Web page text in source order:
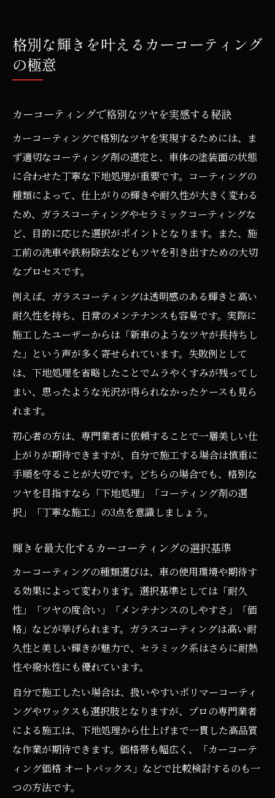
格別な仕上がりを目指すカーコーティング
ス術
カーコーティングならではの美しさと耐久性
カーコーティングの耐久性とツヤの関係性
美しさを保つカーコーティングのメリット
とは
長持ちするカーコーティングの選び方ガイ
ド
格別なツヤを維持するカーコーティングの
コツ
カーコーティングで叶う美観維持のポイン
ト
ツヤにこだわる方へ贈るカーコーティング案内
ツヤ重視のカーコーティング選びの基準と
は
格別な光沢を実現するカーコーティングの
カーコーティングで深いツヤを引き出す方
法
美しさを保つカーコーティングのメンテナ
ンス術
ツヤを長持ちさせるカーコーティングの秘
策
カーコーティングの代表的な種類と特徴を
解説
格別な効果を得るカーコーティング選びの
ポイント
セラミックやガラスなど種類別の違いと選
カーコーティングの種類ごとの耐久年数を
比較
自分に合ったカーコーティング種類の見極
め方
格別な輝きを叶えるカーコーティング
の極意
カーコーティングで格別なツヤを実感する秘訣
カーコーティングで格別なツヤを実現するためには、ま
ず適切なコーティング剤の選定と、車体の塗装面の状態
に合わせた丁寧な下地処理が重要です。コーティングの
種類によって、仕上がりの輝きや耐久性が大きく変わる
ため、ガラスコーティングやセラミックコーティングな
ど、目的に応じた選択がポイントとなります。また、施
工前の洗車や鉄粉除去などもツヤを引き出すための大切
なプロセスです。
例えば、ガラスコーティングは透明感のある輝きと高い
耐久性を持ち、日常のメンテナンスも容易です。実際に
施工したユーザーからは「新車のようなツヤが長持ちし
た」という声が多く寄せられています。失敗例として
は、下地処理を省略したことでムラやくすみが残ってし
まい、思ったような光沢が得られなかったケースも見ら
れます。
初心者の方は、専門業者に依頼することで一層美しい仕
上がりが期待できますが、自分で施工する場合は慎重に
手順を守ることが大切です。どちらの場合でも、格別な
ツヤを目指すなら「下地処理」「コーティング剤の選
択」「丁寧な施工」の3点を意識しましょう。
輝きを最大化するカーコーティングの選択基準
カーコーティングの種類選びは、車の使用環境や期待す
る効果によって変わります。選択基準としては「耐久
性」「ツヤの度合い」「メンテナンスのしやすさ」「価
格」などが挙げられます。ガラスコーティングは高い耐
久性と美しい輝きが魅力で、セラミック系はさらに耐熱
性や撥水性にも優れています。
自分で施工したい場合は、扱いやすいポリマーコーティ
ングやワックスも選択肢となりますが、プロの専門業者
による施工は、下地処理から仕上げまで一貫した高品質
な作業が期待できます。価格帯も幅広く、「カーコーテ
ィング価格 オートバックス」などで比較検討するのも一
つの方法です。